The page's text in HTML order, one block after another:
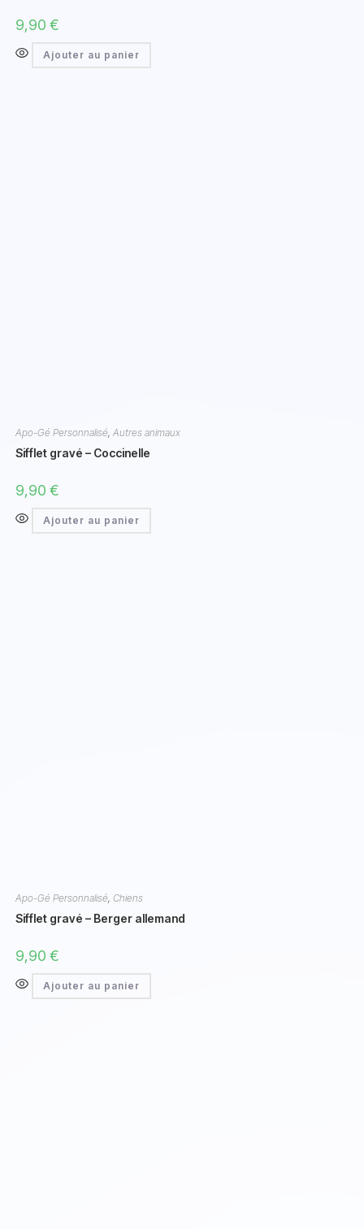
9,90 €
Ajouter au panier
Apo-Gé Personnalisé, Autres animaux
Sifflet gravé – Coccinelle
9,90 €
Ajouter au panier
Apo-Gé Personnalisé, Chiens
Sifflet gravé – Berger allemand
9,90 €
Ajouter au panier